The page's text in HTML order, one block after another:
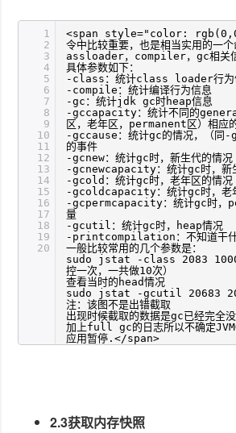
1
2
3
4
5
6
7
8
9
10
11
12
13
14
15
16
17
18
19
20
<span style="color:
令中比较重要，也是相当实用的一
assloader，compiler，gc相关
具体参数如下：
-class：统计class loader行为
-compile：统计编译行为信息
-gc：统计jdk gc时heap信息
-gccapacity：统计不同的
区，老年区，permanent区）相应
-gccause：统计gc的情况，（
的事件
-gcnew：统计gc时，新生代的情况
-gcnewcapacity：统计gc时，新
-gcold：统计gc时，老年区的情况
-gcoldcapacity：统计gc时，老
-gcpermcapacity：统计gc时，
量
-gcutil：统计gc时，heap情况
-printcompilation：不知道干什
一般比较常用的几个参数是：
sudo jstat -class 2083 1000
控一次，一共做10次）
查看当时的head情况
sudo jstat -gcutil 20683
注：该图不是出错截取
出现时候截取的数据是gc已经完全
加上full gc的日志所以不确定
应用暂停.</span>
2.3获取内存快照